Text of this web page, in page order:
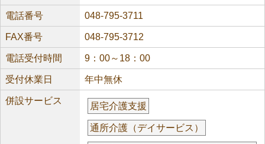
電話番号 048-795-3711
FAX番号 048-795-3712
電話受付時間 9：00～18：00
受付休業日 年中無休
併設サービス
居宅介護支援
通所介護（デイサービス）